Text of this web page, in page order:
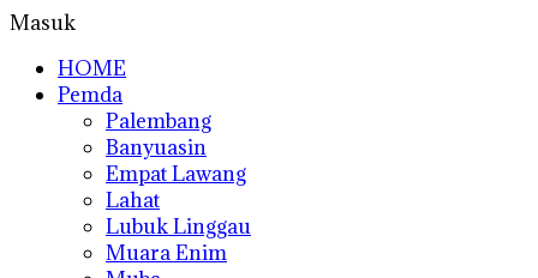
Masuk
HOME
Pemda
Palembang
Banyuasin
Empat Lawang
Lahat
Lubuk Linggau
Muara Enim